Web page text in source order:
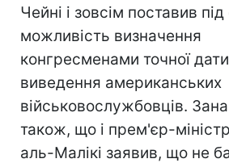
Чейні і зовсім поставив
можливість визначення
конгресменами точної дати
виведення американських
військовослужбовців.
також, що і прем'єр-
аль-Малікі заявив, що не